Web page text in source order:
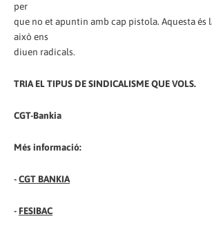
per
que no et apuntin amb cap pistola. Aquesta és
això ens
diuen radicals.
TRIA EL TIPUS DE SINDICALISME QUE VOLS.
CGT-Bankia
Més informació:
-CGT BANKIA
- FESIBAC